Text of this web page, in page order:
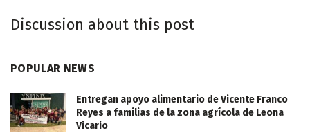
Discussion about this post
POPULAR NEWS
Entregan apoyo alimentario de Vicente Franco
Reyes a familias de la zona agrícola de Leona
Vicario